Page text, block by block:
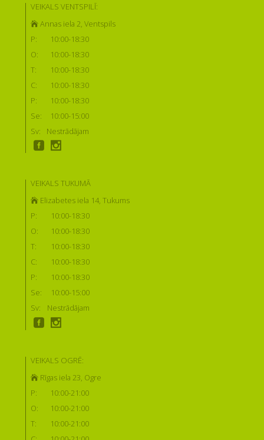
VEIKALS VENTSPILĪ:
Annas iela 2, Ventspils
P:
10:00-18:30
O:
10:00-18:30
T:
10:00-18:30
C:
10:00-18:30
P:
10:00-18:30
Se:
10:00-15:00
Sv:
Nestrādājam
VEIKALS TUKUMĀ
Elizabetes iela 14, Tukums
P:
10:00-18:30
O:
10:00-18:30
T:
10:00-18:30
C:
10:00-18:30
P:
10:00-18:30
Se:
10:00-15:00
Sv:
Nestrādājam
VEIKALS OGRĒ:
Rīgas iela 23, Ogre
P:
10:00-21:00
O:
10:00-21:00
T:
10:00-21:00